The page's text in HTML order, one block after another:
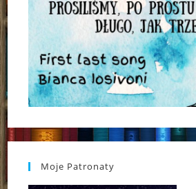
Moje Patronaty